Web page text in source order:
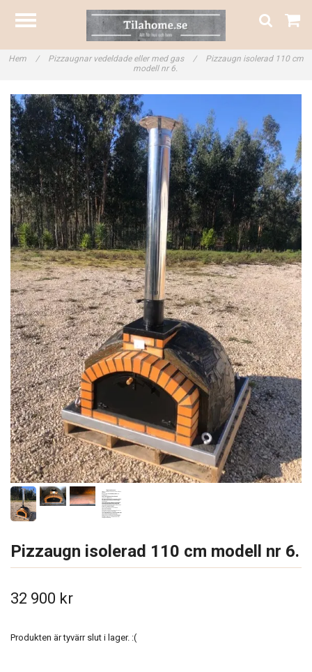
Hem / Pizzaugnar vedeldade eller med gas /
Pizzaugn isolerad 110 cm
modell nr 6.
Pizzaugn isolerad 110 cm modell nr 6.
32 900 kr
Produkten är tyvärr slut i lager. :(